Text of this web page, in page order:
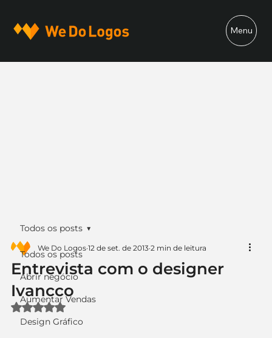
Menu
Todos os posts
Abrir negócio
Aumentar Vendas
Design Gráfico
Todos os posts
Entrevista com o designer
Ivancco
We Do Logos 12 de set. de 2013 2 min de leitura
Avaliado com NaN de 5 estrelas.